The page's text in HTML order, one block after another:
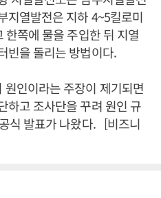
지열발전은 지하 4~5킬로미
쪽에 물을 주입한 뒤 지열
빈을 돌리는 방법이다.
인이라는 주장이 제기되면
하고 조사단을 꾸려 원인 규
식 발표가 나왔다. [비즈니